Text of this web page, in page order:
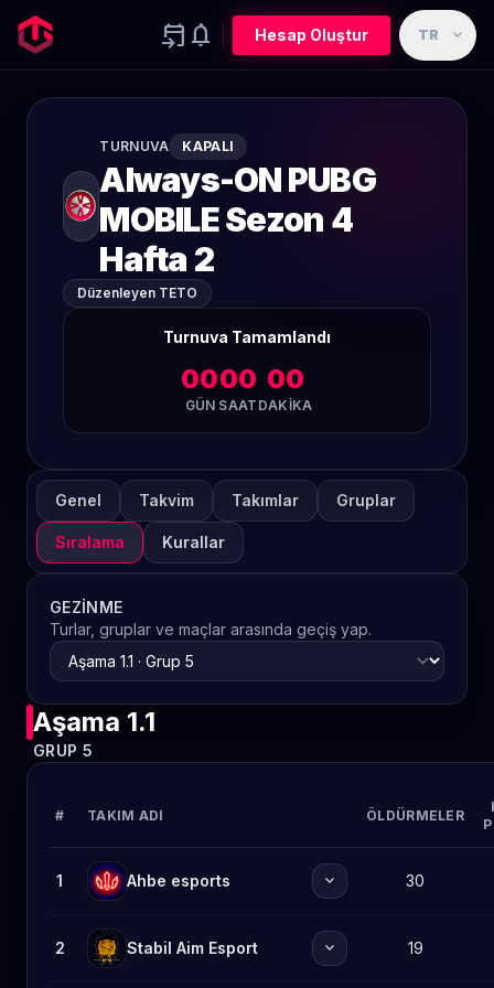
event_upcoming notifications Hesap Oluştur TR expand_more
TURNUVA KAPALI
Always-ON PUBG
MOBILE Sezon 4
Hafta 2
Düzenleyen TETO
Turnuva Tamamlandı
00
GÜN
00
SAAT
00
DAKIKA
Genel Takvim Takımlar Gruplar
Sıralama Kurallar
GEZINME
Turlar, gruplar ve maçlar arasında geçiş yap.
Aşama 1.1
GRUP 5
# TAKIM ADI ÖLDÜRMELER
1 Ahbe esports expand_more 30
2 Stabil Aim Esport expand_more 19